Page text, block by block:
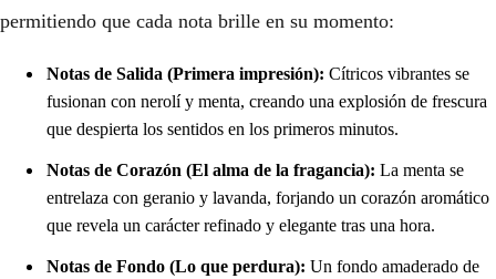
permitiendo que cada nota brille en su momento:
Notas de Salida (Primera impresión): Cítricos vibrantes se
fusionan con nerolí y menta, creando una explosión de frescura
que despierta los sentidos en los primeros minutos.
Notas de Corazón (El alma de la fragancia): La menta se
entrelaza con geranio y lavanda, forjando un corazón aromático
que revela un carácter refinado y elegante tras una hora.
Notas de Fondo (Lo que perdura): Un fondo amaderado de